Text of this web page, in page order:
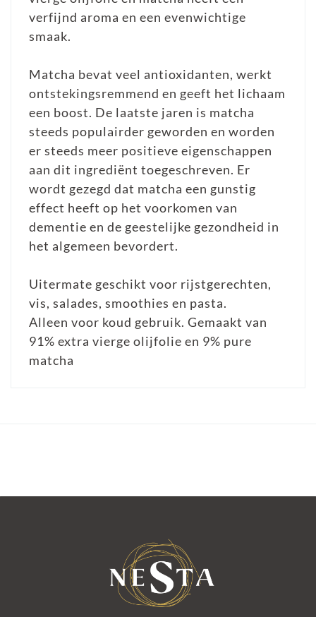
verfijnd aroma en een evenwichtige
smaak.
Matcha bevat veel antioxidanten, werkt
ontstekingsremmend en geeft het lichaam
een boost. De laatste jaren is matcha
steeds populairder geworden en worden
er steeds meer positieve eigenschappen
aan dit ingrediënt toegeschreven. Er
wordt gezegd dat matcha een gunstig
effect heeft op het voorkomen van
dementie en de geestelijke gezondheid in
het algemeen bevordert.
Uitermate geschikt voor rijstgerechten,
vis, salades, smoothies en pasta.
Alleen voor koud gebruik. Gemaakt van
91% extra vierge olijfolie en 9% pure
matcha